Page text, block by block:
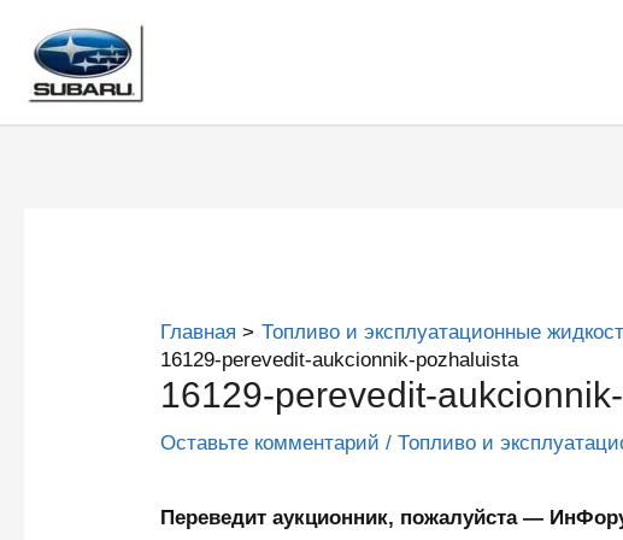
содержимому
Главная
Топливо и эксплуатационные
16129-perevedit-aukcionnik-pozhaluista
16129-perevedit-
Оставьте комментарий /Топливо и
Переведит аукционник, пожалуйста —